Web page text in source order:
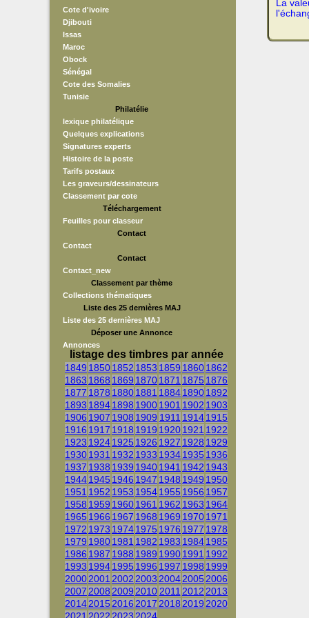
Cote d'ivoire
Djibouti
Issas
Maroc
Obock
Sénégal
Cote des Somalies
Tunisie
Philatélie
lexique philatélique
Quelques explications
Signatures experts
Histoire de la poste
Tarifs postaux
Les graveurs/dessinateurs
Classement par cote
Téléchargement
Feuilles pour classeur
Contact
Contact
Contact
Contact_new
Classement par thème
Collections thématiques
Liste des 25 dernières MAJ
Liste des 25 dernières MAJ
Déposer une Annonce
Annonces
listage des timbres par année
1849 18501852 1853 1859 18601862
1863 1868 1869 18701871 1875 1876
1877 1878 18801881 188418901892
1893 18941898 19001901 1902 1903
1906 1907 1908 1909 1911 19141915
1916 1917 1918 1919 19201921 1922
1923 19241925 1926 1927 1928 1929
19301931 1932 1933 19341935 1936
1937 1938 1939 19401941 1942 1943
19441945 1946 1947 1948 1949 1950
1951 1952 1953 19541955 1956 1957
1958 1959 19601961 1962 1963 1964
1965 1966 1967 1968 1969 19701971
1972 1973 19741975 1976 1977 1978
1979 19801981 1982 1983 19841985
1986 1987 1988 1989 19901991 1992
1993 19941995 1996 1997 1998 1999
20002001 2002 2003 20042005 2006
2007 2008 2009 2010 2011 2012 2013
20142015 2016 2017 2018 2019 2020
La